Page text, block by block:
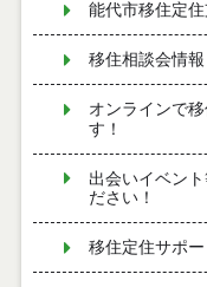
能代市移住定
移住相談会情報
オンラインで
す！
出会いイベン
ださい！
移住定住サポ